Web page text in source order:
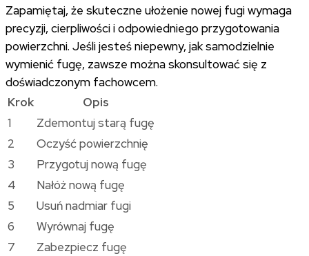
Zapamiętaj, że skuteczne ułożenie nowej fugi wymaga
precyzji, cierpliwości i odpowiedniego przygotowania
powierzchni. Jeśli jesteś niepewny, jak samodzielnie
wymienić fugę, zawsze można skonsultować się z
doświadczonym fachowcem.
Krok
Opis
1
Zdemontuj starą fugę
2
Oczyść powierzchnię
3
Przygotuj nową fugę
4
Nałóż nową fugę
5
Usuń nadmiar fugi
6
Wyrównaj fugę
7
Zabezpiecz fugę